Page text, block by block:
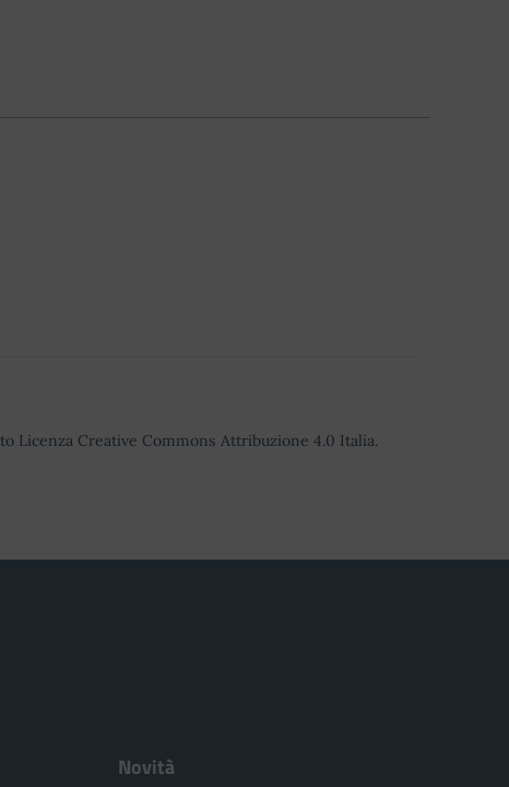
Licenza Creative Commons Attribuzione 4.0 Italia.
Novità